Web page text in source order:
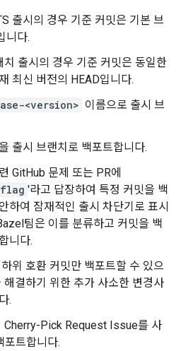
출시의 경우 기준 커밋은 기본 브
니다.
치 출시의 경우 기준 커밋은 동일한
최신 버전의 HEAD입니다.
<version> 이름으로 출시 브
출시 브랜치로 백포트합니다.
GitHub 문제 또는 PR에
'라고 답장하여 특정 커밋을 백
하여 잠재적인 출시 차단기로 표시
팀은 이를 분류하고 커밋을 백
니다.
위 호환 커밋만 백포트할 수 있으
해결하기 위한 추가 사소한 변경사
.
Cherry-Pick Request Issue를 사
포트합니다.